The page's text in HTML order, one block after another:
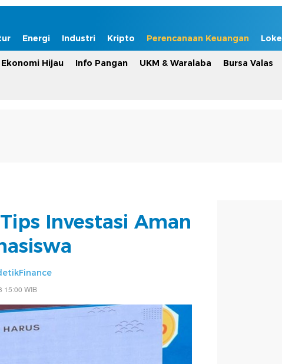
Energi Industri Kripto Perencanaan Keuangan
Ekonomi Hijau Info Pangan UKM & Waralaba Bursa Valas
Investasi Aman
15:00 WIB